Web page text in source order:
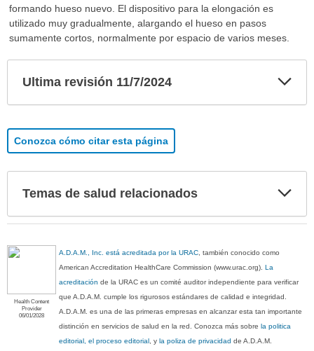
formando hueso nuevo. El dispositivo para la elongación es
utilizado muy gradualmente, alargando el hueso en pasos
sumamente cortos, normalmente por espacio de varios meses.
Ultima revisión 11/7/2024
Conozca cómo citar esta página
Temas de salud relacionados
Health Content
Provider
06/01/2028
A.D.A.M., Inc. está acreditada por la URAC , también conocido como
American Accreditation HealthCare Commission (www.urac.org).La
acreditación de la URAC es un comité auditor independiente para verificar
que A.D.A.M. cumple los rigurosos estándares de calidad e integridad.
A.D.A.M. es una de las primeras empresas en alcanzar esta tan importante
distinción en servicios de salud en la red. Conozca más sobrela politica
editorial, el proceso editorial , yla poliza de privacidad de A.D.A.M.